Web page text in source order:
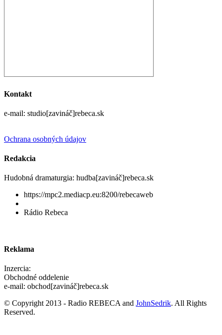
Kontakt
e-mail: studio[zavináč]rebeca.sk
Ochrana osobných údajov
Redakcia
Hudobná dramaturgia: hudba[zavináč]rebeca.sk
https://mpc2.mediacp.eu:8200/rebecaweb
Rádio Rebeca
Reklama
Inzercia:
Obchodné oddelenie
e-mail: obchod[zavináč]rebeca.sk
© Copyright 2013 - Radio REBECA and JohnSedrik. All Rights
Reserved.